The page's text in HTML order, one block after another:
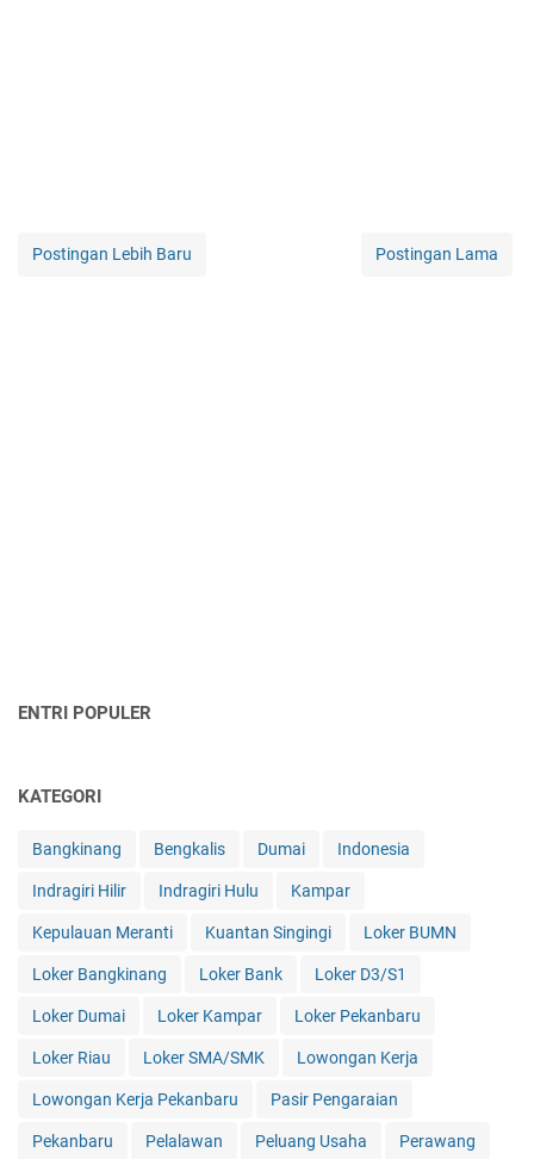
Postingan Lebih Baru Postingan Lama
ENTRI POPULER
KATEGORI
Bangkinang Bengkalis Dumai Indonesia
Indragiri Hilir Indragiri Hulu Kampar
Kepulauan Meranti Kuantan Singingi Loker BUMN
Loker Bangkinang Loker Bank Loker D3/S1
Loker Dumai Loker Kampar Loker Pekanbaru
Loker Riau Loker SMA/SMK Lowongan Kerja
Lowongan Kerja Pekanbaru Pasir Pengaraian
Pekanbaru Pelalawan Peluang Usaha Perawang